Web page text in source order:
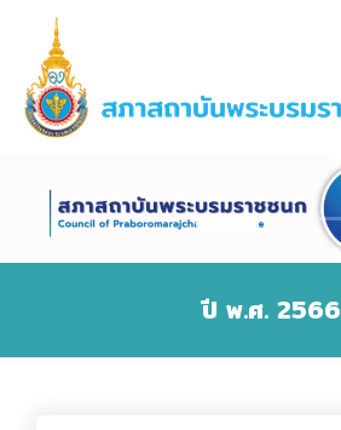
Previous
ปี พ.ศ. 2566